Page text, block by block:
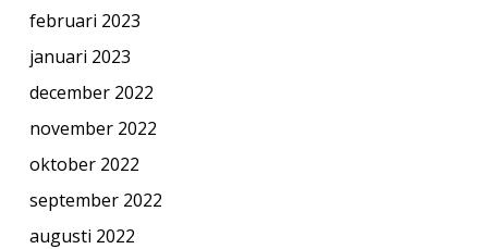
februari 2023
januari 2023
december 2022
november 2022
oktober 2022
september 2022
augusti 2022